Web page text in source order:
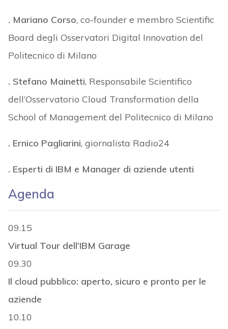
. Mariano Corso, co-founder e membro Scientific
Board degli Osservatori Digital Innovation del
Politecnico di Milano
. Stefano Mainetti, Responsabile Scientifico
dell’Osservatorio Cloud Transformation della
School of Management del Politecnico di Milano
. Ernico Pagliarini, giornalista Radio24
. Esperti di IBM e Manager di aziende utenti
Agenda
09.15
Virtual Tour dell’IBM Garage
09.30
Il cloud pubblico: aperto, sicuro e pronto per le
aziende
10.10